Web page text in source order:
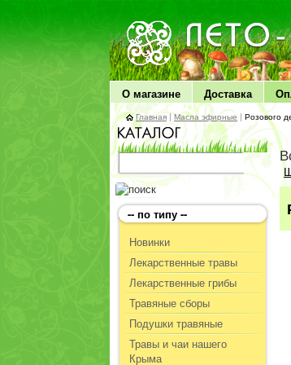
ЛЕТО чудо здоровья
О магазине Доставка
Главная | Масла эфирные | Розового
-- по типу --
Новинки
Лекарственные травы
Лекарственные грибы
Травяные сборы
Подушки травяные
Травы и чаи нашего
Крыма